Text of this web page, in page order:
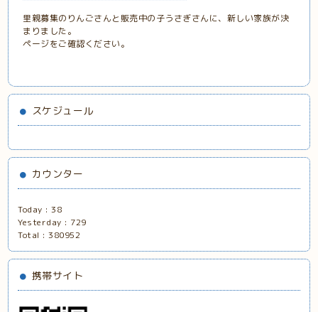
里親募集のりんごさんと販売中の子うさぎさんに、新しい家族が決
まりました。
ページをご確認ください。
スケジュール
カウンター
Today :38
Yesterday : 729
Total :380952
携帯サイト